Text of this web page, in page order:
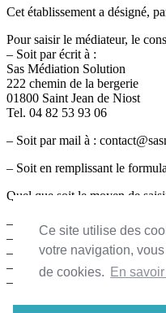
Ce site utilise des
votre navigation,
de cookies.
En
Cet établissement a désigné,
Pour saisir le médiateur, le
– Soit par écrit à :
Sas Médiation Solution
222 chemin de la bergerie
01800 Saint Jean de Niost
Tel. 04 82 53 93 06
– Soit par mail à :
– Soit en remplissant le
Quel que soit le moyen de
– Les coordonnées postales,
– Le nom et l’adresse et le
– Un exposé succinct des
– Copie de la réclamation
– tous documents permettant